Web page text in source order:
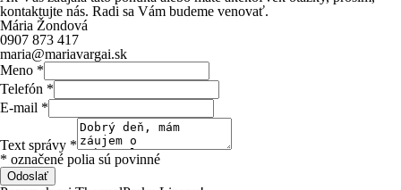
kontaktujte nás. Radi sa Vám budeme venovať.
Mária Žondová
0907 873 417
maria@mariavargai.sk
Meno *
Telefón *
E-mail *
Text správy *
* označené polia sú povinné
Odoslať